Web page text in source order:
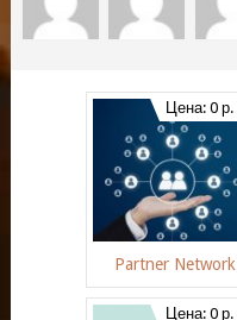
Цена: 0 р.
Partner Network
Цена: 0 р.